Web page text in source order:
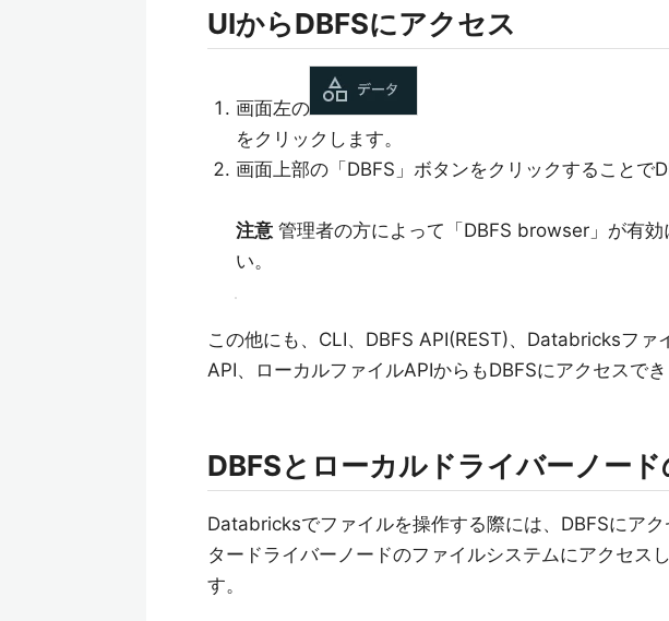
UIからDBFSにアクセス
画面左の
をクリックします。
画面上部の「DBFS」ボタンをクリックすることで
注意管理者の方によって「DBFS browser」が有効
い。
この他にも、CLI、DBFS API(REST)、Databricksフ
API、ローカルファイルAPIからもDBFSにアクセスでき
DBFSとローカルドライバーノード
Databricksでファイルを操作する際には、DBFSにア
タードライバーノードのファイルシステムにアクセス
す。